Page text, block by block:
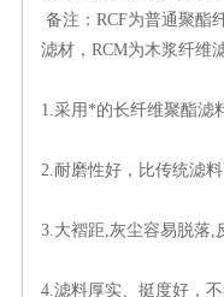
备注：RCF为普通聚酯
滤材，RCM为木浆纤维
1.采用*的长纤维聚酯滤
2.耐磨性好，比传统滤
3.大褶距,灰尘容易脱落,
4.滤料厚实、挺度好，